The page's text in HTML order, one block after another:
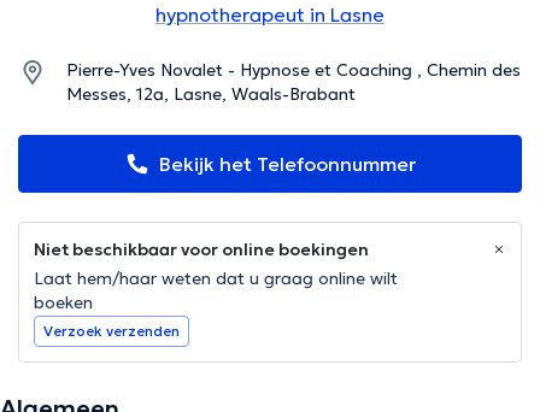
hypnotherapeut in Lasne
Pierre-Yves Novalet - Hypnose et Coaching , Chemin des
Messes, 12a, Lasne, Waals-Brabant
Bekijk het Telefoonnummer
Niet beschikbaar voor online boekingen
Laat hem/haar weten dat u graag online wilt
boeken
Verzoek verzenden